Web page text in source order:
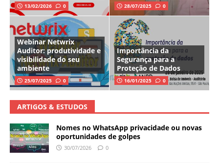
13/02/2026 0 28/07/2025 0
Webinar Netwrix
Auditor: produtividade e
visibilidade do seu
ambiente
25/07/2025 0
Importância da
Segurança para a
Proteção de Dados
16/01/2025 0
ARTIGOS & ESTUDOS
Nomes no WhatsApp privacidade ou novas
oportunidades de golpes
30/07/2026 0